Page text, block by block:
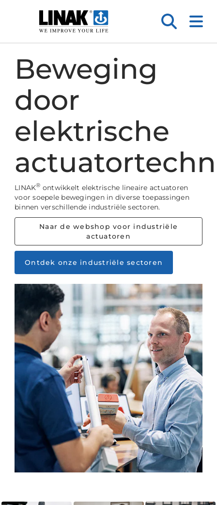
Beweging
door
elektrische
LINAK® ontwikkelt elektrische lineaire actuatoren
voor soepele bewegingen in diverse toepassingen
binnen verschillende industriële sectoren.
Naar de webshop voor industriële
actuatoren
Ontdek onze industriële sectoren